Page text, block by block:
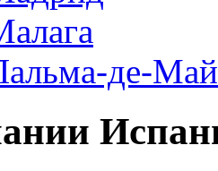
де-